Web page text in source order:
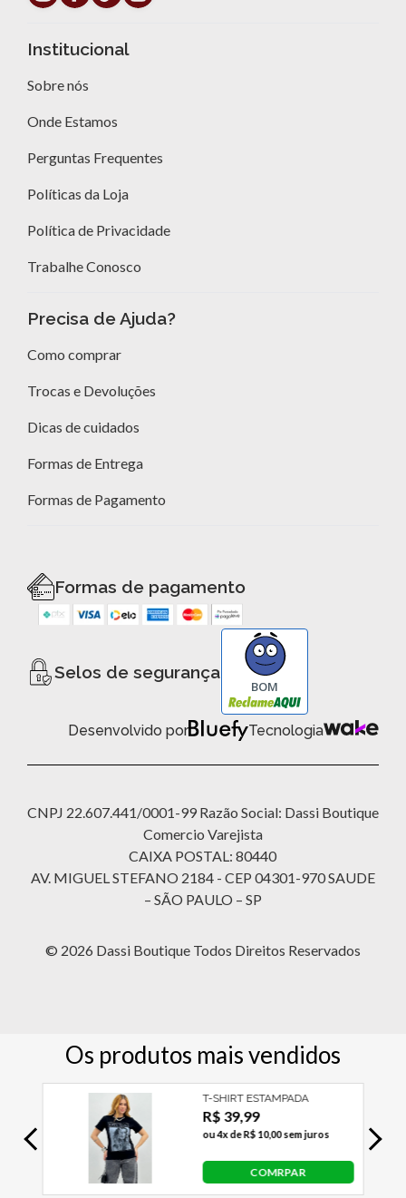
Institucional
Sobre nós
Onde Estamos
Perguntas Frequentes
Políticas da Loja
Política de Privacidade
Trabalhe Conosco
Precisa de Ajuda?
Como comprar
Trocas e Devoluções
Dicas de cuidados
Formas de Entrega
Formas de Pagamento
Formas de pagamento
Selos de segurança
BOM
Desenvolvido por Tecnologia
CNPJ 22.607.441/0001-99 Razão Social: Dassi Boutique
Comercio Varejista
CAIXA POSTAL: 80440
AV. MIGUEL STEFANO 2184 - CEP 04301-970 SAUDE
– SÃO PAULO – SP
© 2026 Dassi Boutique Todos Direitos Reservados
Utilizamos cookies para garantir sua melhor
experiência. Você encontra as informações na
Política de cookies.